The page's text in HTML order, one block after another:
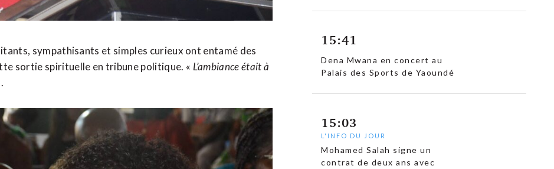
sympathisants et simples curieux ont entamé des
sortie spirituelle en tribune politique. « L’ambiance était à
15:41
Dena Mwana en concert au
Palais des Sports de Yaoundé
15:03
L'INFO DU JOUR
Mohamed Salah signe un
contrat de deux ans avec